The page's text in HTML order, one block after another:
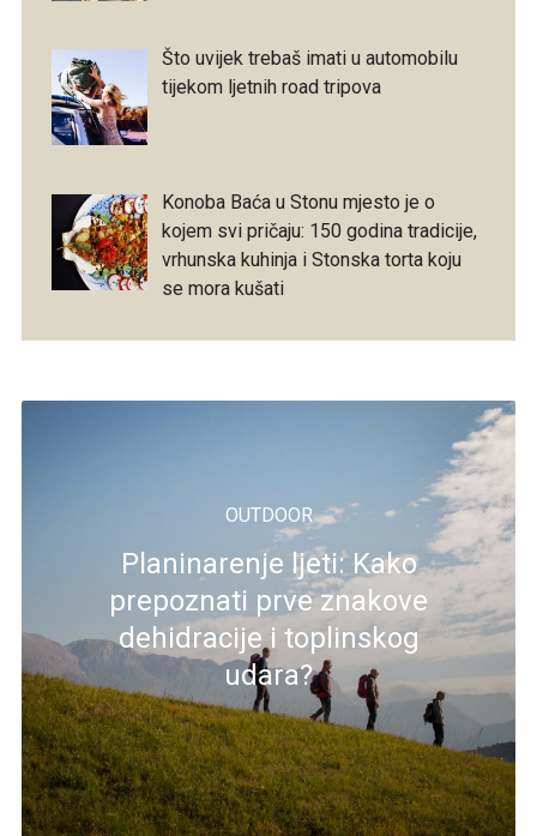
Što uvijek trebaš imati u automobilu
tijekom ljetnih road tripova
Konoba Baća u Stonu mjesto je o
kojem svi pričaju: 150 godina tradicije,
vrhunska kuhinja i Stonska torta koju
se mora kušati
OUTDOOR
Planinarenje ljeti: Kako
prepoznati prve znakove
dehidracije i toplinskog
udara?